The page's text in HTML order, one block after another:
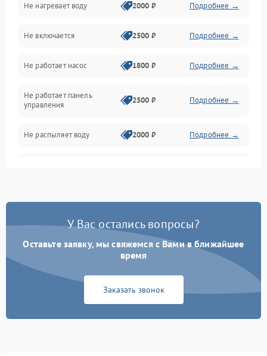
Датчики
Нагрев
Вода
Гигиена
Программное обеспечение
Не нагревает воду 2000 ₽ Подробнее →
Не включается 2500 ₽ Подробнее →
Не работает насос 1800 ₽ Подробнее →
Не работает панель
управления
2500 ₽ Подробнее →
Не распыляет воду 2000 ₽ Подробнее →
Проблемы с набором
Не работает сушилка 2100 ₽ Подробнее →
Сбои в работе таймера 1700 ₽
У Вас остались вопросы?
Оставьте заявку, мы свяжемся с Вами в ближайшее
время
Заказать звонок